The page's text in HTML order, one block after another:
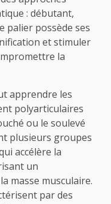
: débutant,
palier possède ses
et stimuler
la
apprendre les
polyarticulaires
ou le soulevé
plusieurs groupes
accélère la
un
masse musculaire.
par des